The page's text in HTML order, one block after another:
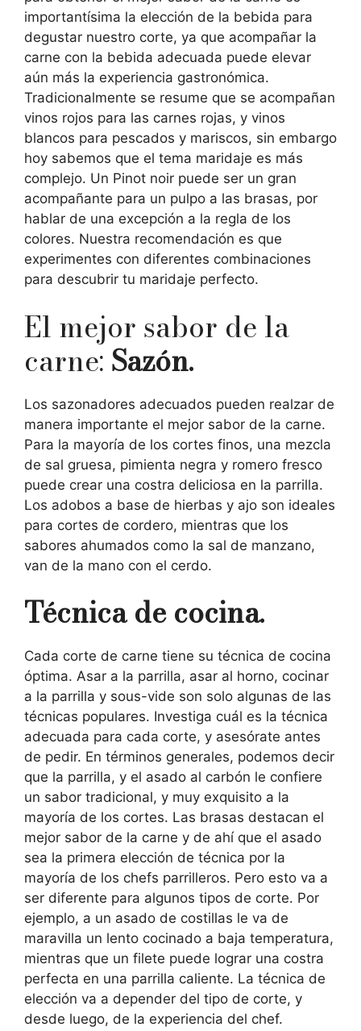
importantísima la elección de la bebida para
degustar nuestro corte, ya que acompañar la
carne con la bebida adecuada puede elevar
aún más la experiencia gastronómica.
Tradicionalmente se resume que se acompañan
vinos rojos para las carnes rojas, y vinos
blancos para pescados y mariscos, sin embargo
hoy sabemos que el tema maridaje es más
complejo. Un Pinot noir puede ser un gran
acompañante para un pulpo a las brasas, por
hablar de una excepción a la regla de los
colores. Nuestra recomendación es que
experimentes con diferentes combinaciones
para descubrir tu maridaje perfecto.
El mejor sabor de la
carne: Sazón.
Los sazonadores adecuados pueden realzar de
manera importante el mejor sabor de la carne.
Para la mayoría de los cortes finos, una mezcla
de sal gruesa, pimienta negra y romero fresco
puede crear una costra deliciosa en la parrilla.
Los adobos a base de hierbas y ajo son ideales
para cortes de cordero, mientras que los
sabores ahumados como la sal de manzano,
van de la mano con el cerdo.
Técnica de cocina.
Cada corte de carne tiene su técnica de cocina
óptima. Asar a la parrilla, asar al horno, cocinar
a la parrilla y sous-vide son solo algunas de las
técnicas populares. Investiga cuál es la técnica
adecuada para cada corte, y asesórate antes
de pedir. En términos generales, podemos decir
que la parrilla, y el asado al carbón le confiere
un sabor tradicional, y muy exquisito a la
mayoría de los cortes. Las brasas destacan el
mejor sabor de la carne y de ahí que el asado
sea la primera elección de técnica por la
mayoría de los chefs parrilleros. Pero esto va a
ser diferente para algunos tipos de corte. Por
ejemplo, a un asado de costillas le va de
maravilla un lento cocinado a baja temperatura,
mientras que un filete puede lograr una costra
perfecta en una parrilla caliente. La técnica de
elección va a depender del tipo de corte, y
desde luego, de la experiencia del chef.